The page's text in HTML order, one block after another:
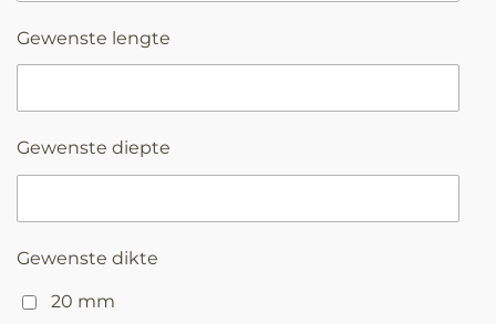
Gewenste lengte
Gewenste diepte
Gewenste dikte
20 mm